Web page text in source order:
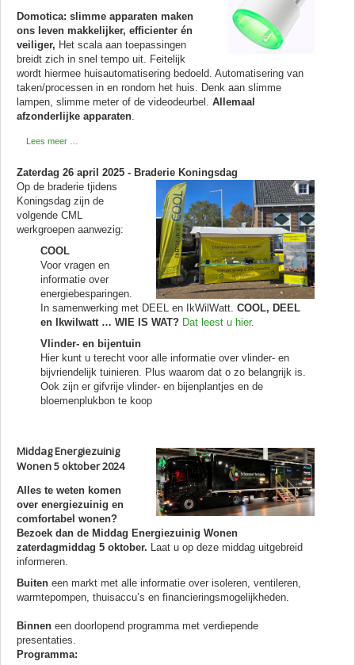
Domotica: slimme apparaten maken
ons leven makkelijker, efficienter én
veiliger, Het scala aan toepassingen
breidt zich in snel tempo uit. Feitelijk
wordt hiermee huisautomatisering bedoeld. Automatisering van
taken/processen in en rondom het huis. Denk aan slimme
lampen, slimme meter of de videodeurbel. Allemaal
afzonderlijke apparaten
Lees meer …
Zaterdag 26 april 2025 - Braderie Koningsdag
Op de braderie tjidens
Koningsdag zijn de
volgende CML
werkgroepen aanwezig:
COOL
Voor vragen en
informatie over
energiebesparingen.
In samenwerking met DEEL en IkWilWatt. COOL, DEEL
en Ikwilwatt … WIE IS WAT? Dat leest u hier.
Vlinder- en bijentuin
Hier kunt u terecht voor alle informatie over vlinder- en
bijvriendelijk tuinieren. Plus waarom dat o zo belangrijk is.
Ook zijn er gifvrije vlinder- en bijenplantjes en de
bloemenplukbon te koop
Middag Energiezuinig
Wonen 5 oktober 2024
Alles te weten komen
over energiezuinig en
comfortabel wonen?
Bezoek dan de Middag Energiezuinig Wonen
zaterdagmiddag 5 oktober.
Laat u op deze middag uitgebreid
informeren.
Buiten een markt met alle informatie over isoleren, ventileren,
warmtepompen, thuisaccu’s en financieringsmogelijkheden.
Binnen een doorlopend programma met verdiepende
presentaties.
Programma: